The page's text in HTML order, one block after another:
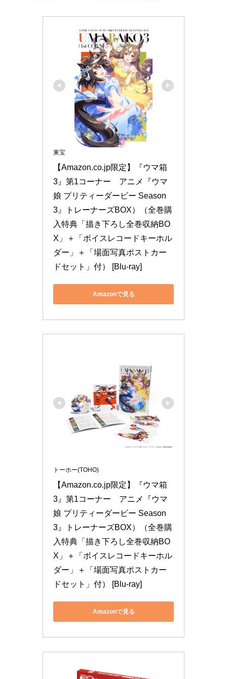
東宝
【Amazon.co.jp限定】『ウマ箱
3』第1コーナー　アニメ『ウマ
娘 プリティーダービー Season
3』トレーナーズBOX）（全巻購
入特典「描き下ろし全巻収納BO
X」＋「ボイスレコードキーホル
ダー」＋「場面写真ポストカー
ドセット」付） [Blu-ray]
Amazonで見る
トーホー(TOHO)
【Amazon.co.jp限定】『ウマ箱
3』第1コーナー　アニメ『ウマ
娘 プリティーダービー Season
3』トレーナーズBOX）（全巻購
入特典「描き下ろし全巻収納BO
X」＋「ボイスレコードキーホル
ダー」＋「場面写真ポストカー
ドセット」付） [Blu-ray]
Amazonで見る